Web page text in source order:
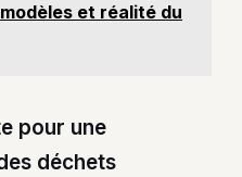
et réalité du
pour une
déchets